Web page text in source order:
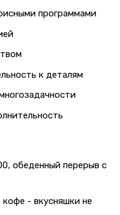
программами
к деталям
обеденный перерыв с
- вкусняшки не